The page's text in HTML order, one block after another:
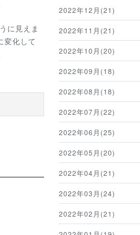
に見えま
変化して
2022年12月(21)
2022年11月(21)
2022年10月(20)
2022年09月(18)
2022年08月(18)
2022年07月(22)
2022年06月(25)
2022年05月(20)
2022年04月(21)
2022年03月(24)
2022年02月(21)